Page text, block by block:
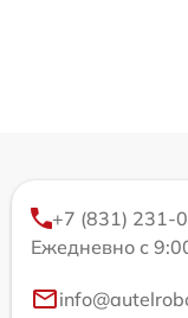
+7 (831) 231-
Ежедневно с